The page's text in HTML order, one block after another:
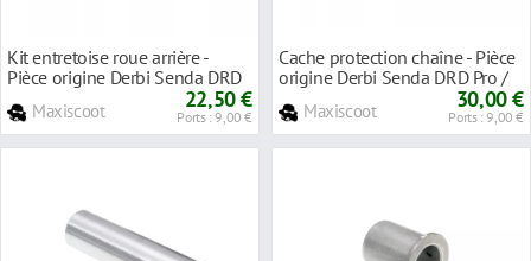
Kit entretoise roue arrière -
Pièce origine Derbi Senda DRD
Maxiscoot 22,50 €
Ports : 9,00 €
Cache protection chaîne - Pièce
origine Derbi Senda DRD Pro /
Maxiscoot 30,00 €
Ports : 9,00 €